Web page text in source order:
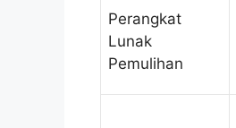
Perangkat
Lunak
Pemulihan